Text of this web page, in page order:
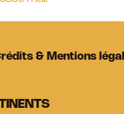
& Mentions